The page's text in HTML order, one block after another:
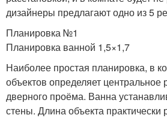
дизайнеры предлагают одно из 5
Планировка №1
Планировка ванной 1,5×1,7
Наиболее простая планировка, в
объектов определяет
дверного проёма. Ванна
стены. Длина объекта